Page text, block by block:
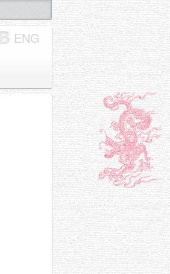
ENG